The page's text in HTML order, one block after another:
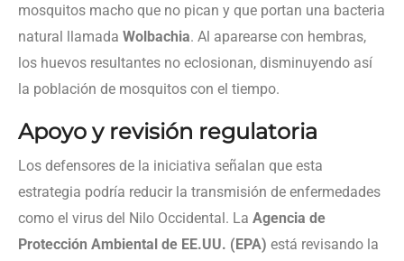
mosquitos macho que no pican y que portan una bacteria
natural llamada Wolbachia. Al aparearse con hembras,
los huevos resultantes no eclosionan, disminuyendo así
la población de mosquitos con el tiempo.
Apoyo y revisión regulatoria
Los defensores de la iniciativa señalan que esta
estrategia podría reducir la transmisión de enfermedades
como el virus del Nilo Occidental. La Agencia de
Protección Ambiental de EE.UU. (EPA) está revisando la